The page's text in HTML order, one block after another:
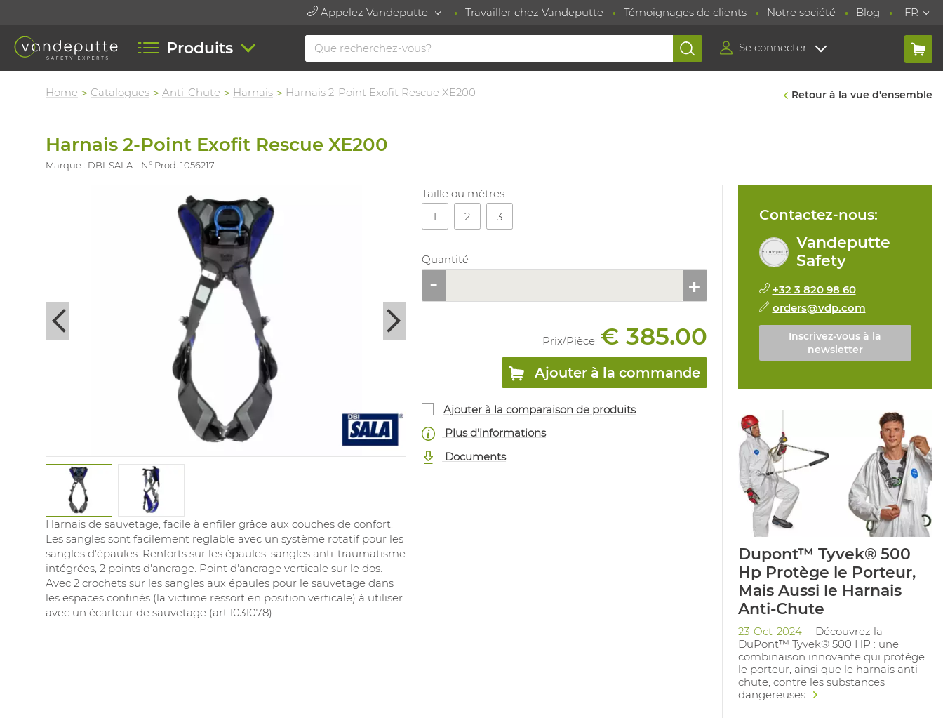
Appelez Vandeputte Travailler chez Vandeputte Témoignages de clients Notre société Blog FR
Produits Se connecter
Home Catalogues Anti-Chute Harnais Harnais 2-Point Exofit Rescue XE200 Retour à la vue d'ensemble
Harnais 2-Point Exofit Rescue XE200
Marque : DBI-SALA N° Prod. 1056217
Next
Harnais de sauvetage, facile à enfiler grâce aux couches de confort.
Les sangles sont facilement reglable avec un système rotatif pour les
sangles d'épaules. Renforts sur les épaules, sangles anti-traumatisme
intégrées, 2 points d'ancrage. Point d'ancrage verticale sur le dos.
Avec 2 crochets sur les sangles aux épaules pour le sauvetage dans
les espaces confinés (la victime ressort en position verticale) à utiliser
avec un écarteur de sauvetage (art.1031078).
Taille ou mètres:
1
2 3
Quantité
Prix/Pièce: € 385.00
Ajouter à la commande
Ajouter à la comparaison de produits
Plus d'informations
Documents
Contactez-nous:
Vandeputte
Safety
+32 3 820 98 60
orders@vdp.com
Inscrivez-vous à la
newsletter
Dupont™ Tyvek® 500
Hp Protège le Porteur,
Mais Aussi le Harnais
Anti-Chute
23-Oct-2024
Découvrez la
DuPont™ Tyvek® 500 HP : une
combinaison innovante qui protège
le porteur, ainsi que le harnais anti-
chute, contre les substances
dangereuses.